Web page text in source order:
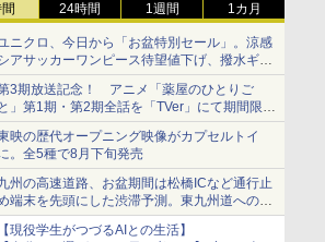
24時間 1週間 1カ月
ニクロ、今日から「お盆特別セール」。涼感
アサッカーワンピース待望値下げ、撥水ギア
ョーツは1990円に
3期放送記念！ アニメ「薬屋のひとりご
」第1期・第2期全話を「TVer」にて期間限定
順次無料配信開始
映の歴代オープニング映像がカプセルトイ
。全5種で8月下旬発売
州の高速道路、お盆期間は松橋ICなど通行止
端末を先頭にした渋滞予測。東九州道への迂
は料金調整を実施
現役学生がつづるAIとの生活】